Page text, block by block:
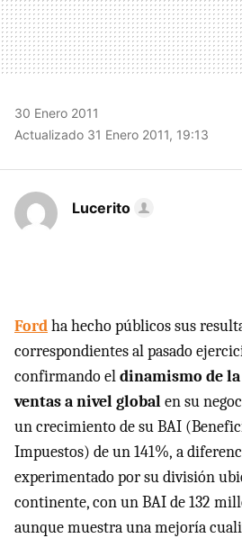
30 Enero 2011
Actualizado 31 Enero 2011, 19:13
Lucerito
Fordha hecho públicos sus
correspondientes al pasado
confirmando eldinamismo de
ventas a nivel globalen su
un crecimiento de suBAI
Impuestos) de un 141%, a
experimentado por su división
continente, con unBAIde 132
aunque muestra una mejoría